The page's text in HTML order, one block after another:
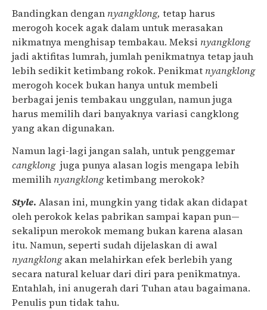
Bandingkan dengan nyangklong, tetap harus
merogoh kocek agak dalam untuk merasakan
nikmatnya menghisap tembakau. Meksi nyangklong
jadi aktifitas lumrah, jumlah penikmatnya tetap jauh
lebih sedikit ketimbang rokok. Penikmat nyangklong
merogoh kocek bukan hanya untuk membeli
berbagai jenis tembakau unggulan, namun juga
harus memilih dari banyaknya variasi cangklong
yang akan digunakan.
Namun lagi-lagi jangan salah, untuk penggemar
cangklongjuga punya alasan logis mengapa lebih
memilih nyangklongketimbang merokok?
Style. Alasan ini, mungkin yang tidak akan didapat
oleh perokok kelas pabrikan sampai kapan pun—
sekalipun merokok memang bukan karena alasan
itu. Namun, seperti sudah dijelaskan di awal
nyangklongakan melahirkan efek berlebih yang
secara natural keluar dari diri para penikmatnya.
Entahlah, ini anugerah dari Tuhan atau bagaimana.
Penulis pun tidak tahu.